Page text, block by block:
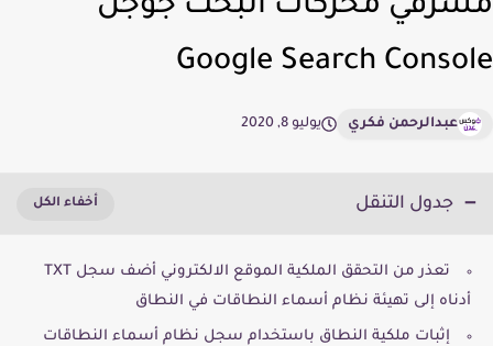
محركات البحث جوجل
Google Search
عبدالرحمن فكري يوليو 8, 2020
جدول التنقل
تعذر من التحقق الملكية الموقع الالكتروني أضف سجل TXT
أدناه إلى تهيئة نظام أسماء النطاقات في النطاق
إثبات ملكية النطاق باستخدام سجل نظام أسماء النطاقات